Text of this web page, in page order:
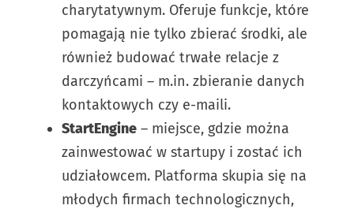
charytatywnym. Oferuje funkcje, które
pomagają nie tylko zbierać środki, ale
również budować trwałe relacje z
darczyńcami – m.in. zbieranie danych
kontaktowych czy e-maili.
StartEngine – miejsce, gdzie można
zainwestować w startupy i zostać ich
udziałowcem. Platforma skupia się na
młodych firmach technologicznych,